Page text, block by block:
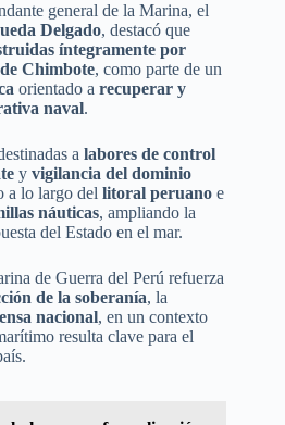
general de la Marina, el
Delgado, destacó que
íntegramente por
Chimbote, como parte de un
orientado a recuperar y
naval.
a labores de control
y vigilancia del dominio
a lo largo del litoral peruano e
náuticas, ampliando la
del Estado en el mar.
de Guerra del Perú refuerza
de la soberanía, la
nacional, en un contexto
resulta clave para el